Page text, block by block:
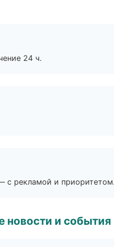
24 ч.
с рекламой и приоритетом.
новости и события